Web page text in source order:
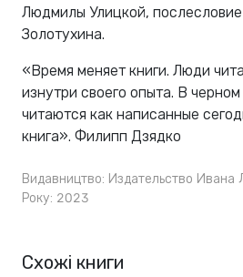
Людмилы Улицкой,
Золотухина.
«Время меняет книги. Люди
изнутри своего опыта. В
читаются как написанные
книга». Филипп Дзядко
Видавництво: Издательство Ивана
Року: 2023
Схожі книги